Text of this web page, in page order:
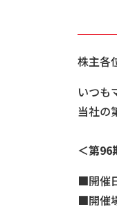
株主各
いつも
当社の
＜第96
■開催
■開催